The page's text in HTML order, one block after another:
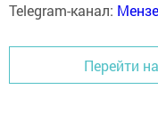
Telegram-канал:
Перейти